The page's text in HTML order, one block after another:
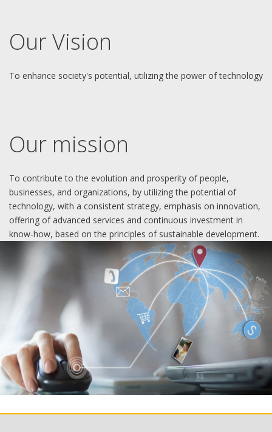
Our Vision
To enhance society's potential, utilizing the power of technology
Our mission
To contribute to the evolution and prosperity of people,
businesses, and organizations, by utilizing the potential of
technology, with a consistent strategy, emphasis on innovation,
offering of advanced services and continuous investment in
know-how, based on the principles of sustainable development.